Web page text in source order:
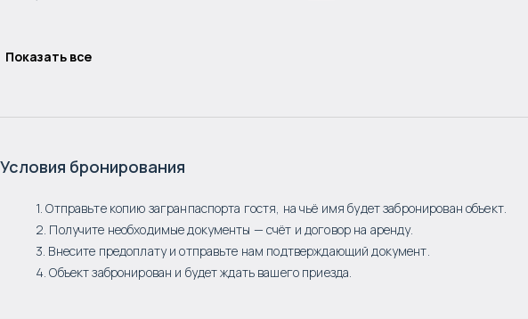
Показать все
Условия бронирования
1. Отправьте копию загранпаспорта гостя, на чьё имя будет забронирован объект.
2. Получите необходимые документы — счёт и договор на аренду.
3. Внесите предоплату и отправьте нам подтверждающий документ.
4. Объект забронирован и будет ждать вашего приезда.